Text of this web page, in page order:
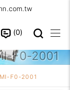
0
F0-2001
F0-2001